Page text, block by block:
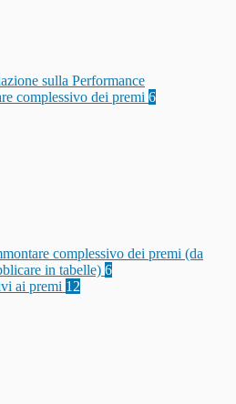
sulla Performance
complessivo dei premi 6
complessivo dei premi (da
in tabelle) 6
ai premi 12